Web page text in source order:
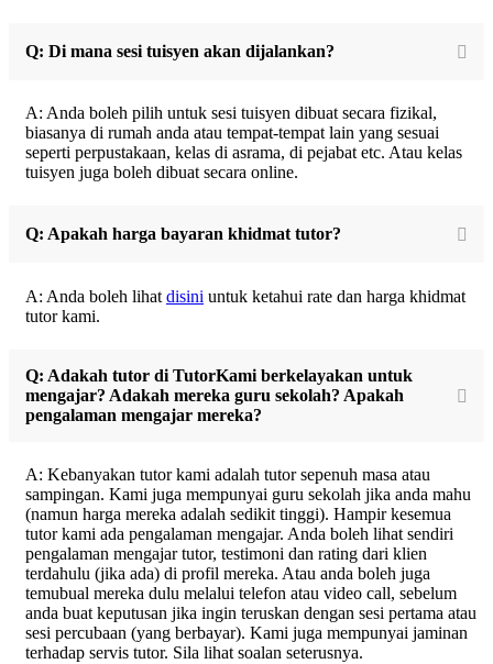
Q: Di mana sesi tuisyen akan dijalankan?
A: Anda boleh pilih untuk sesi tuisyen dibuat secara fizikal,
biasanya di rumah anda atau tempat-tempat lain yang sesuai
seperti perpustakaan, kelas di asrama, di pejabat etc. Atau kelas
tuisyen juga boleh dibuat secara online.
Q: Apakah harga bayaran khidmat tutor?
A: Anda boleh lihat disini untuk ketahui rate dan harga khidmat
tutor kami.
Q: Adakah tutor di TutorKami berkelayakan untuk
mengajar? Adakah mereka guru sekolah? Apakah
pengalaman mengajar mereka?
A: Kebanyakan tutor kami adalah tutor sepenuh masa atau
sampingan. Kami juga mempunyai guru sekolah jika anda mahu
(namun harga mereka adalah sedikit tinggi). Hampir kesemua
tutor kami ada pengalaman mengajar. Anda boleh lihat sendiri
pengalaman mengajar tutor, testimoni dan rating dari klien
terdahulu (jika ada) di profil mereka. Atau anda boleh juga
temubual mereka dulu melalui telefon atau video call, sebelum
anda buat keputusan jika ingin teruskan dengan sesi pertama atau
sesi percubaan (yang berbayar). Kami juga mempunyai jaminan
terhadap servis tutor. Sila lihat soalan seterusnya.